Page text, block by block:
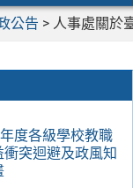
公告 > 人事處關於
度各級學校教職
突迴避及政風知